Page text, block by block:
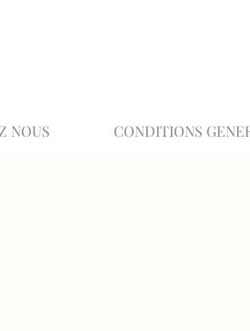
NOUS CONDITIONS